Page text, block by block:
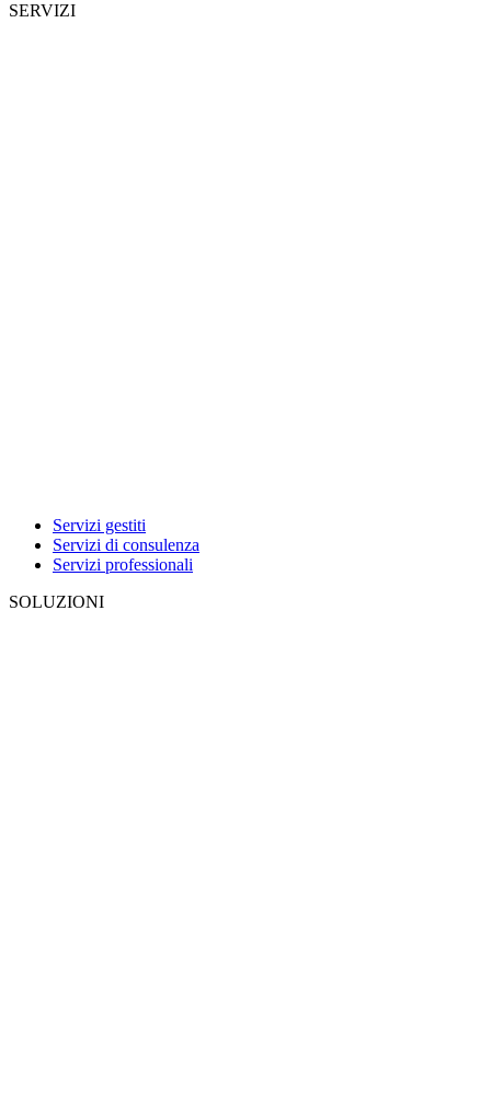
SERVIZI
Servizi gestiti
Servizi di consulenza
Servizi professionali
SOLUZIONI